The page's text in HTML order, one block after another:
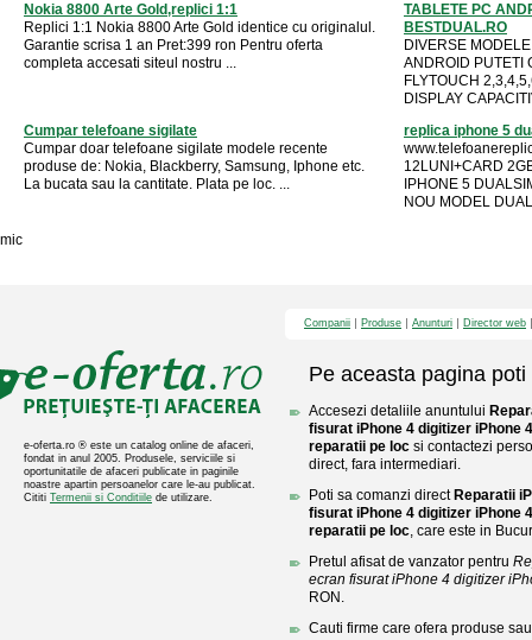
Nokia 8800 Arte Gold,replici 1:1
Replici 1:1 Nokia 8800 Arte Gold identice cu originalul.
Garantie scrisa 1 an Pret:399 ron Pentru oferta
completa accesati siteul nostru ...
TABLETE PC
BESTDUAL.RO
DIVERSE
ANDROID PUTETI
FLYTOUCH
DISPLAY
Cumpar telefoane sigilate
Cumpar doar telefoane sigilate modele recente
produse de: Nokia, Blackberry, Samsung, Iphone etc.
La bucata sau la cantitate. Plata pe loc. ...
replica iphone 5
12LUNI+CARD
IPHONE 5
NOU MODEL
mic
e-oferta.ro ® este un catalog online de afaceri,
fondat in anul 2005. Produsele, serviciile si
oportunitatile de afaceri publicate in paginile
noastre apartin persoanelor care le-au publicat.
Cititi Termenii si Conditiile de utilizare.
Companii Produse Anunturi Director web
Pe aceasta pagina poti
Accesezi detaliile anuntului
fisurat iPhone 4 digitizer iPhone
reparatii pe loc si contactezi
direct, fara intermediari.
Poti sa comanzi direct Reparatii
fisurat iPhone 4 digitizer iPhone
reparatii pe loc, care este in
Pretul afisat de vanzator pentru
ecran fisurat iPhone 4 digitizer
RON.
Cauti firme care ofera produse